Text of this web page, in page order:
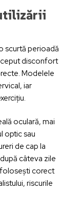
scurtă perioadă
disconfort
Modelele
iar
oculară, mai
optic sau
de cap la
câteva zile
folosești corect
riscurile